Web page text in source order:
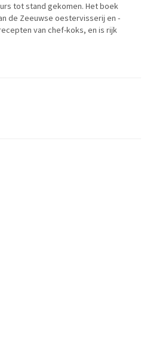
tot stand gekomen. Het boek
de Zeeuwse oestervisserij en -
van chef-koks, en is rijk